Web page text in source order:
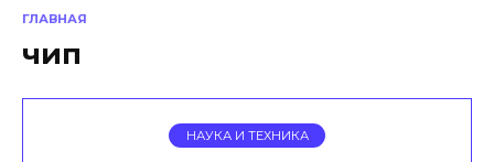
ГЛАВНАЯ
чип
НАУКА И ТЕХНИКА